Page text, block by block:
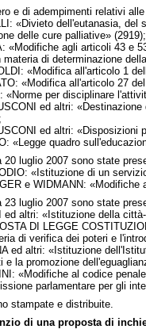
e di adempimenti relativi
«Divieto dell'eutanasia, del
delle cure palliative» (2919);
«Modifiche agli articoli 43 e
materia di determinazione
«Modifica all'articolo 1
«Modifica all'articolo 27
«Norme per disciplinare
ed altri:
ed altri: «Disposizioni
«Legge quadro
20 luglio 2007 sono state
«Istituzione di un
e WIDMANN:
23 luglio 2007 sono state
ed altri: «Istituzione della
DI LEGGE
di verifica dei poteri e
ed altri: «Istituzione
e la promozione
«Modifiche al codice
parlamentare per gli
stampate e distribuite.
di una proposta di